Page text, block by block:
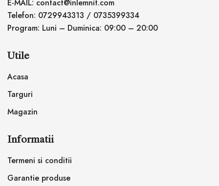
E-MAIL: contact@inlemnit.com
Telefon: 0729943313 / 0735399334
Program: Luni – Duminica: 09:00 – 20:00
Utile
Acasa
Targuri
Magazin
Informatii
Termeni si conditii
Garantie produse